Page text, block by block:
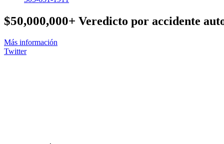
$50,000,000+ Veredicto por accidente
Más información
Twitter